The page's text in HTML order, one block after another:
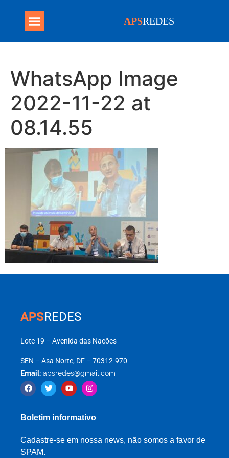
APSREDES
WhatsApp Image
2022-11-22 at
08.14.55
APSREDES
Lote 19 – Avenida das Nações
SEN – Asa Norte, DF – 70312-970
Email: apsredes@gmail.com
Boletim informativo
Cadastre-se em nossa news, não somos a favor de
SPAM.